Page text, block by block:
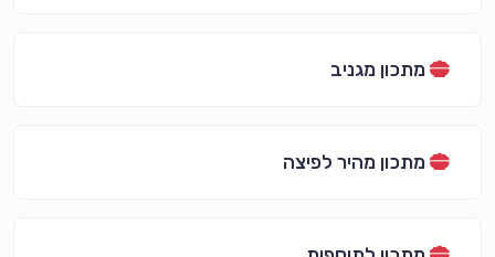
מתכון מגניב
מתכון מהיר לפיצה